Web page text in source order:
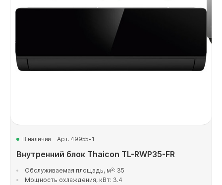
В наличии Арт. 49955-1
Внутренний блок Thaicon TL-RWP35-FR
Обслуживаемая площадь, м²: 35
Мощность охлаждения, кВт: 3.4